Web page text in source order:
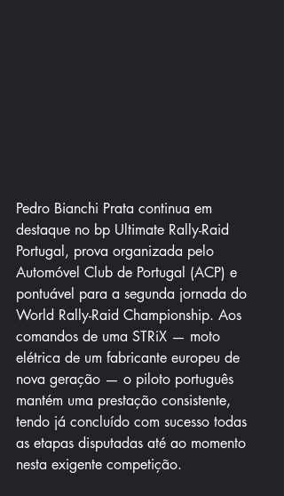
Pedro Bianchi Prata continua em
destaque no bp Ultimate Rally-Raid
Portugal, prova organizada pelo
Automóvel Club de Portugal (ACP) e
pontuável para a segunda jornada do
World Rally-Raid Championship. Aos
comandos de uma STRiX — moto
elétrica de um fabricante europeu de
nova geração — o piloto português
mantém uma prestação consistente,
tendo já concluído com sucesso todas
as etapas disputadas até ao momento
nesta exigente competição.